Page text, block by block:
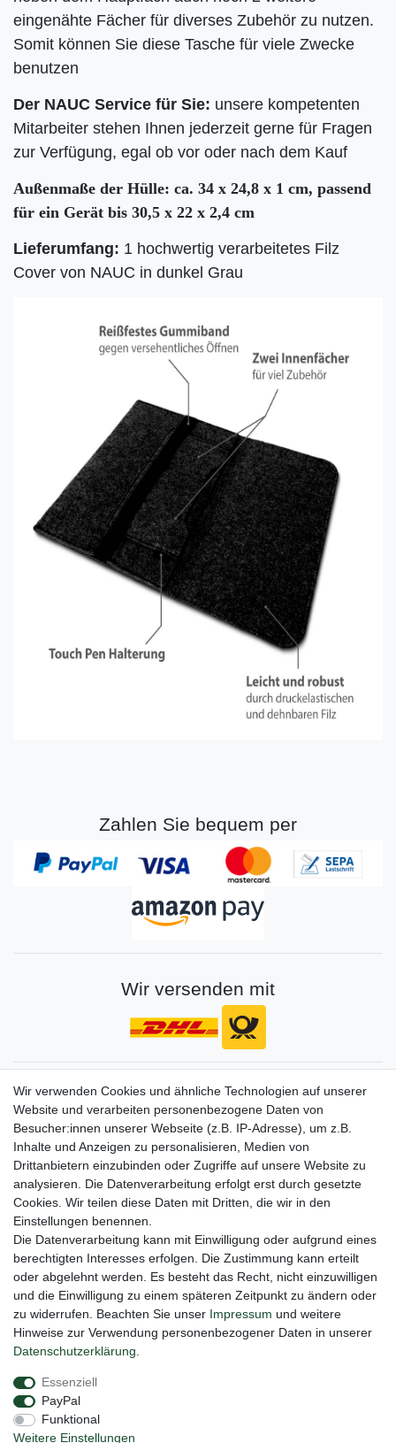
eingenähte Fächer für diverses Zubehör zu nutzen.
Somit können Sie diese Tasche für viele Zwecke
benutzen
Der NAUC Service für Sie: unsere kompetenten
Mitarbeiter stehen Ihnen jederzeit gerne für Fragen
zur Verfügung, egal ob vor oder nach dem Kauf
Außenmaße der Hülle: ca. 34 x 24,8 x 1 cm, passend
für ein Gerät bis 30,5 x 22 x 2,4 cm
Lieferumfang: 1 hochwertig verarbeitetes Filz
Cover von NAUC in dunkel Grau
Zahlen Sie bequem per
Wir versenden mit
Gerne halten wir sie auf dem Laufenden
VORNAME NACHNAME
E-MAIL **
Newsletter
Honig
Hiermit bestätige ich, dass ich dieDaten­schutz­erklärunggelesen habe. Meine
Einwilligung kann ich jederzeit widerrufen.**
Abonnieren
** Hierbei handelt es sich um ein Pflichtfeld.
Impressum
Barrierefreiheitserklärung
Wir verwenden Cookies und ähnliche Technologien auf unserer
Website und verarbeiten personenbezogene Daten von
Besucher:innen unserer Webseite (z.B. IP-Adresse), um z.B.
Inhalte und Anzeigen zu personalisieren, Medien von
Drittanbietern einzubinden oder Zugriffe auf unsere Website zu
analysieren. Die Datenverarbeitung erfolgt erst durch gesetzte
Cookies. Wir teilen diese Daten mit Dritten, die wir in den
Einstellungen benennen.
Die Datenverarbeitung kann mit Einwilligung oder aufgrund eines
berechtigten Interesses erfolgen. Die Zustimmung kann erteilt
oder abgelehnt werden. Es besteht das Recht, nicht einzuwilligen
und die Einwilligung zu einem späteren Zeitpunkt zu ändern oder
zu widerrufen. Beachten Sie unser Impressum und weitere
Hinweise zur Verwendung personenbezogener Daten in unserer
Daten­schutz­erklärung
Essenziell
PayPal
Funktional
Weitere Einstellungen